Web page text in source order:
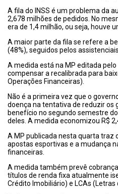
A fila do INSS é um problema da
2,678 milhões de pedidos. No
era de 1,4 milhão, ou seja, houve
A maior parte da fila se refere a
(48%), seguidos pelos
A medida está na MP editada
compensar a recalibrada para
Operações Financeiras).
Não é a primeira vez que o
doença na tentativa de reduzir os
benefício no segundo semestre
deles. A medida economizou R$
A MP publicada nesta quarta traz
apostas esportivas e a mudança
financeiras.
A medida também prevê
títulos de renda fixa atualmente
Crédito Imobiliário) e LCAs (Letras